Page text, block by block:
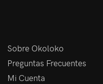
Sobre Okoloko
Preguntas Frecuentes
Mi Cuenta